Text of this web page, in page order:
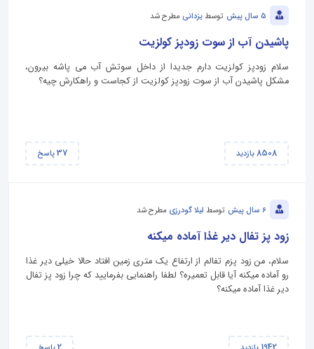
5 سال پیش توسط یزدانی مطرح شد
پاشیدن آب از سوت زودپز کولزیت
سلام زودپز کولزیت دارم جدیدا از داخل سوتش آب می پاشه بیرون،
مشکل پاشیدن آب از سوت زودپز کولزیت از کجاست و راهکارش چیه؟
8508بازدید 37پاسخ
6 سال پیش توسط لیلا گودرزی مطرح شد
زود پز تفال دیر غذا آماده میکنه
سلام، من زود پزم تفالم از ارتفاع یک متری زمین افتاد حالا خیلی دیر غذا
رو آماده میکنه آیا قابل تعمیره؟ لطفا راهنمایی بفرمایید که چرا زود پز تفال
دیر غذا آماده میکنه؟